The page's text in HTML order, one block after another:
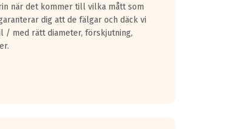
när det kommer till vilka mått som
dig att de fälgar och däck vi
/ med rätt diameter, förskjutning,